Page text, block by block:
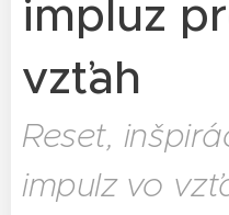
impluz
vzťah
Reset,
impulz vo